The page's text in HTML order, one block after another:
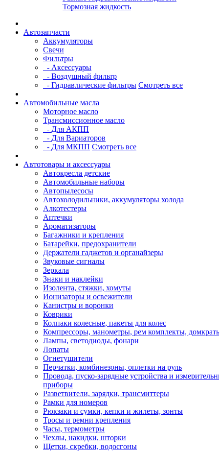
Тормозная жидкость
Автозапчасти
Аккумуляторы
Свечи
Фильтры
- Аксессуары
- Воздушный фильтр
- Гидравлические фильтры Смотреть все
Автомобильные масла
Моторное масло
Трансмиссионное масло
- Для АКПП
- Для Вариаторов
- Для МКПП Смотреть все
Автотовары и аксессуары
Автокресла детские
Автомобильные наборы
Автопылесосы
Автохолодильники, аккумуляторы холода
Алкотестеры
Аптечки
Ароматизаторы
Багажники и крепления
Батарейки, предохранители
Держатели гаджетов и органайзеры
Звуковые сигналы
Зеркала
Знаки и наклейки
Изолента, стяжки, хомуты
Ионизаторы и освежители
Канистры и воронки
Коврики
Колпаки колесные, пакеты для колес
Компрессоры, манометры, рем комплекты,
Лампы, светодиоды, фонари
Лопаты
Огнетушители
Перчатки, комбинезоны, оплетки на руль
Провода, пуско-зарядные устройства и
приборы
Разветвители, зарядки, трансмиттеры
Рамки для номеров
Рюкзаки и сумки, кепки и жилеты, зонты
Тросы и ремни крепления
Часы, термометры
Чехлы, накидки, шторки
Щетки, скребки, водосгоны